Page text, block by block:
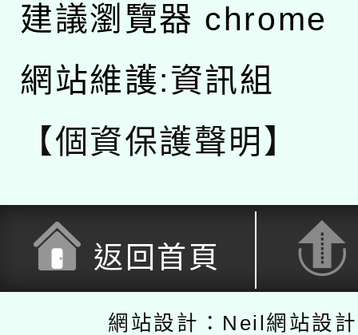
建議瀏覽器 chrome
網站維護:資訊組
【個資保護聲明】
返回首頁
網站設計：Neil網站設